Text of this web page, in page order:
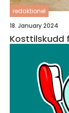
redaktionel
18. January 2024
Kosttilskudd